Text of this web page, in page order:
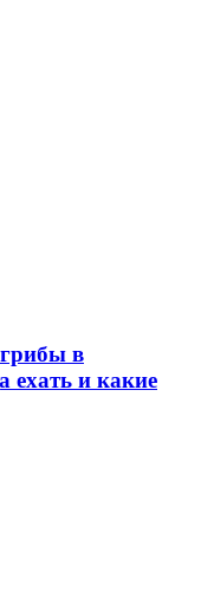
грибы в
ехать и какие